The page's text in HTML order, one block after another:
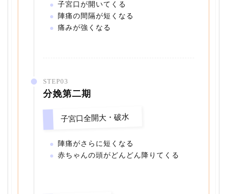
子宮口が開いてくる
陣痛の間隔が短くなる
痛みが強くなる
STEP03
分娩第二期
子宮口全開大・破水
陣痛がさらに短くなる
赤ちゃんの頭がどんどん降りてくる